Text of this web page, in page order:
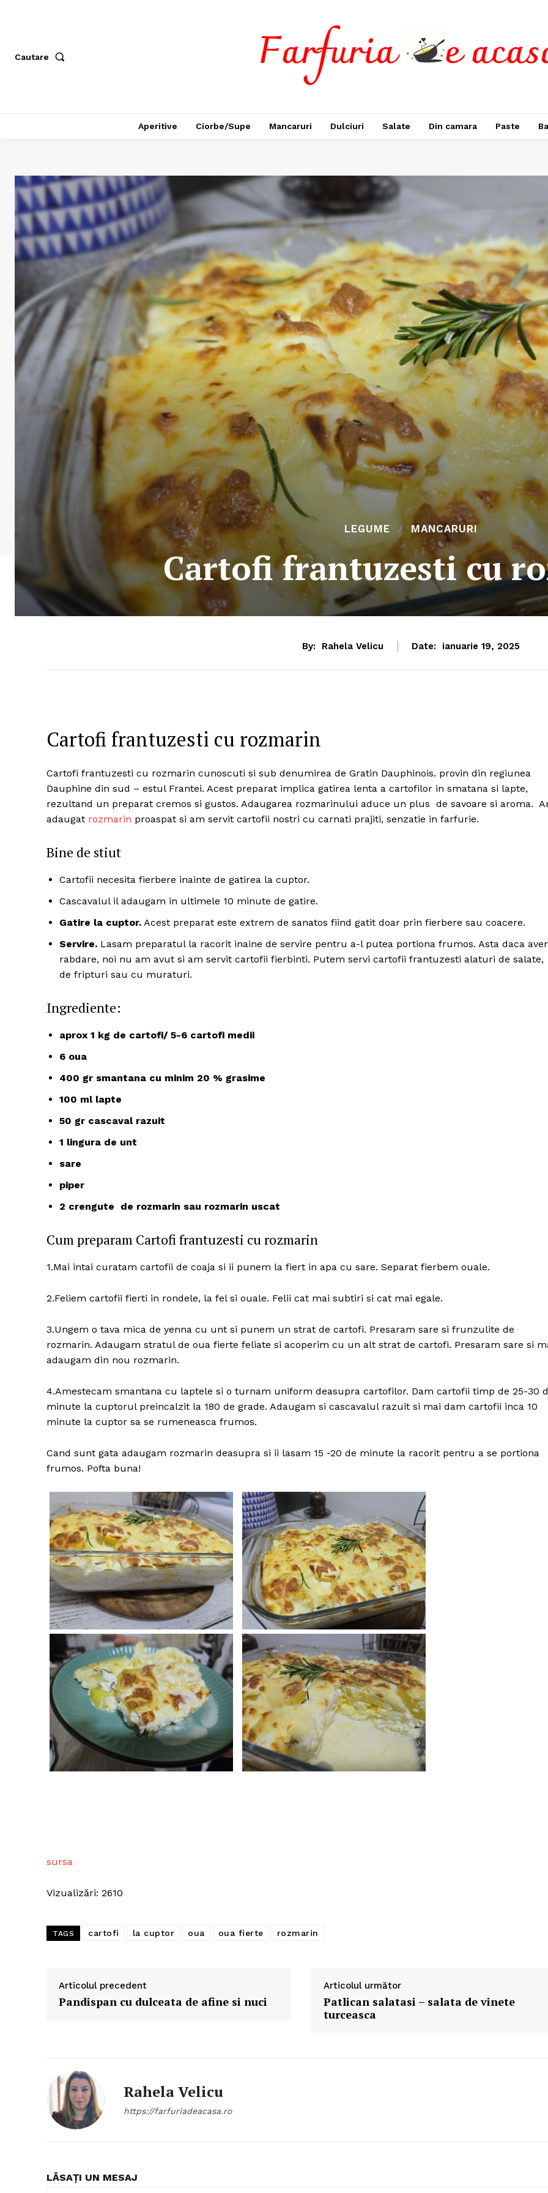
Politica de Confidențialitate
Contact
Cautare
Aperitive Ciorbe/Supe Mancaruri Dulciuri Salate Din camara Paste
LEGUME MANCARURI
Cartofi frantuzesti cu
By: Rahela Velicu Date: ianuarie 19, 2025
Cartofi frantuzesti cu rozmarin
Cartofi frantuzesti cu rozmarin cunoscuti si sub denumirea de Gratin Dauphinois. provin din regiunea
Dauphine din sud – estul Frantei. Acest preparat implica gatirea lenta a cartofilor in smatana si lapte,
rezultand un preparat cremos si gustos. Adaugarea rozmarinului aduce un plus de savoare si aroma.
adaugat rozmarin proaspat si am servit cartofii nostri cu carnati prajiti, senzatie in farfurie.
Bine de stiut
Cartofii necesita fierbere inainte de gatirea la cuptor.
Cascavalul il adaugam in ultimele 10 minute de gatire.
Gatire la cuptor. Acest preparat este extrem de sanatos fiind gatit doar prin fierbere sau coacere.
Servire. Lasam preparatul la racorit inaine de servire pentru a-l putea portiona frumos. Asta daca
rabdare, noi nu am avut si am servit cartofii fierbinti. Putem servi cartofii frantuzesti alaturi de salate,
de fripturi sau cu muraturi.
Ingrediente:
aprox 1 kg de cartofi/ 5-6 cartofi medii
6 oua
400 gr smantana cu minim 20 % grasime
100 ml lapte
50 gr cascaval razuit
1 lingura de unt
sare
piper
2 crengute de rozmarin sau rozmarin uscat
Cum preparam Cartofi frantuzesti cu rozmarin
1.Mai intai curatam cartofii de coaja si ii punem la fiert in apa cu sare. Separat fierbem ouale.
2.Feliem cartofii fierti in rondele, la fel si ouale. Felii cat mai subtiri si cat mai egale.
3.Ungem o tava mica de yenna cu unt si punem un strat de cartofi. Presaram sare si frunzulite de
rozmarin. Adaugam stratul de oua fierte feliate si acoperim cu un alt strat de cartofi. Presaram sare si
adaugam din nou rozmarin.
4.Amestecam smantana cu laptele si o turnam uniform deasupra cartofilor. Dam cartofii timp de 25-30
minute la cuptorul preincalzit la 180 de grade. Adaugam si cascavalul razuit si mai dam cartofii inca 10
minute la cuptor sa se rumeneasca frumos.
Cand sunt gata adaugam rozmarin deasupra si ii lasam 15 -20 de minute la racorit pentru a se portiona
frumos. Pofta buna!
sursa
Vizualizări: 2610
TAGS cartofi la cuptor oua oua fierte rozmarin
Articolul precedent
Pandispan cu dulceata de afine si nuci
Articolul următor
Patlican salatasi – salata de vinete
turceasca
Rahela Velicu
https://farfuriadeacasa.ro
LĂSAȚI UN MESAJ